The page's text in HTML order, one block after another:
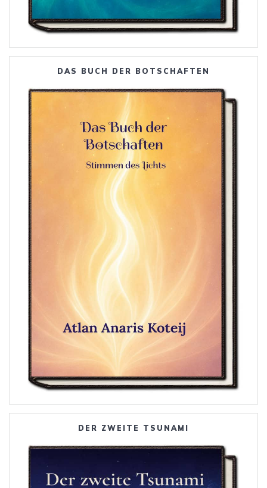
DAS BUCH DER BOTSCHAFTEN
DER ZWEITE TSUNAMI